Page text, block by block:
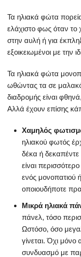
Τα ηλιακά φώτα
ελάχιστο φως όταν το
στην αυλή ή για
εξοικειωμένοι με την
Τα ηλιακά φώτα
ωθώντας τα σε
διαδρομής είναι
Αλλά έχουν επίσης
Χαμηλός
ηλιακού φωτός
δέκα ή
είναι
ενός μονοπατιού
οποιουδήποτε
Μικρά ηλιακά
πάνελ, τόσο
Ωστόσο, όσο
γίνεται. Όχι
συνδυασμό με